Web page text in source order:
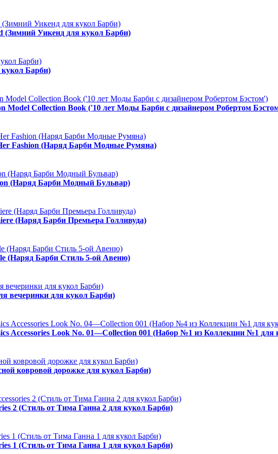
Уикенд для кукол Барби)
Барби)
Model Collection Book ('10 лет Моды Барби с дизайнером Робертом
Fashion (Наряд Барби Модные Румяна)
(Наряд Барби Модный Бульвар)
(Наряд Барби Премьера Голливуда)
(Наряд Барби Стиль 5-ой Авеню)
вечеринки для кукол Барби)
Accessories Look No. 01—Collection 001 (Набор №1 из Коллекции №1 для
ковровой дорожке для кукол Барби)
2 (Стиль от Тима Ганна 2 для кукол Барби)
1 (Стиль от Тима Ганна 1 для кукол Барби)